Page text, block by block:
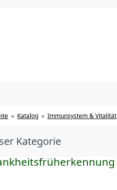
» Katalog » Immunsystem & Vitalität
Kategorie